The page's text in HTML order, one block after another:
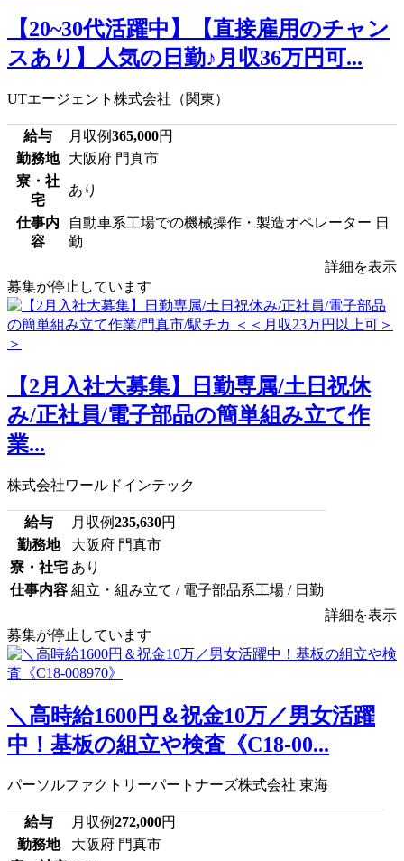
【20~30代活躍中】【直接雇用のチャン
スあり】人気の日勤♪月収36万円可...
UTエージェント株式会社（関東）
給与 月収例365,000円
勤務地
大阪府 門真市
寮・社
宅
あり
仕事内
容
自動車系工場での機械操作・製造オペレーター 日
勤
詳細を表示
募集が停止しています
【2月入社大募集】日勤専属/土日祝休
み/正社員/電子部品の簡単組み立て作
業...
株式会社ワールドインテック
給与 月収例235,630円
勤務地
大阪府 門真市
寮・社宅 あり
仕事内容 組立・組み立て / 電子部品系工場 / 日勤
詳細を表示
募集が停止しています
＼高時給1600円＆祝金10万／男女活躍
中！基板の組立や検査《C18-00...
パーソルファクトリーパートナーズ株式会社 東海
給与 月収例272,000円
勤務地
大阪府 門真市